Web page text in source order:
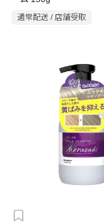
通常配送 / 店舗受取